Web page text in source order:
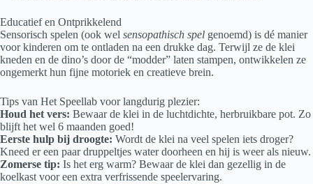
Educatief en Ontprikkelend
Sensorisch spelen (ook wel sensopathisch spel genoemd) is dé manier
voor kinderen om te ontladen na een drukke dag. Terwijl ze de klei
kneden en de dino’s door de “modder” laten stampen, ontwikkelen ze
ongemerkt hun fijne motoriek en creatieve brein.
Tips van Het Speellab voor langdurig plezier:
Houd het vers: Bewaar de klei in de luchtdichte, herbruikbare pot. Zo
blijft het wel 6 maanden goed!
Eerste hulp bij droogte: Wordt de klei na veel spelen iets droger?
Kneed er een paar druppeltjes water doorheen en hij is weer als nieuw.
Zomerse tip: Is het erg warm? Bewaar de klei dan gezellig in de
koelkast voor een extra verfrissende speelervaring.